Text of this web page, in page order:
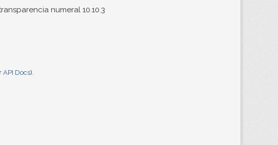
numeral 10.10.3
API Docs).